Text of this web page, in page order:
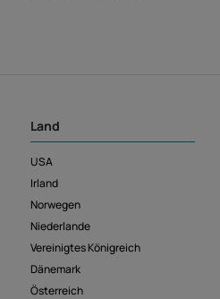
Land
USA
Irland
Norwegen
Niederlande
Vereinigtes Königreich
Dänemark
Österreich